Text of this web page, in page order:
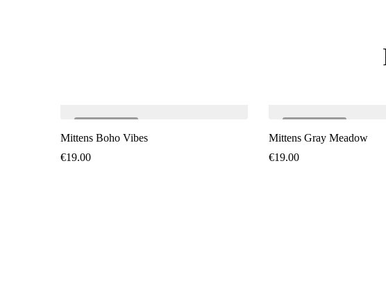
Mittens Boho Vibes
€19.00
Mittens Gray Meadow
€19.00